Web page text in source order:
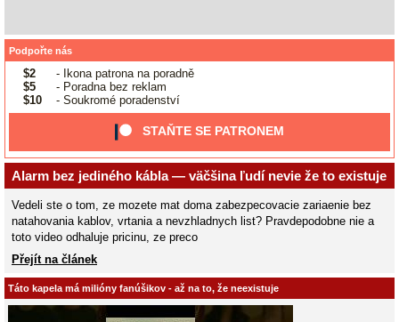
Podpořte nás
$2
- Ikona patrona na poradně
$5
- Poradna bez reklam
$10
- Soukromé poradenství
STAŇTE SE PATRONEM
Alarm bez jediného kábla — väčšina ľudí nevie že to existuje
Vedeli ste o tom, ze mozete mat doma zabezpecovacie zariaenie bez
natahovania kablov, vrtania a nevzhladnych list? Pravdepodobne nie a
toto video odhaluje pricinu, ze preco
Přejít na článek
Táto kapela má milióny fanúšikov - až na to, že neexistuje